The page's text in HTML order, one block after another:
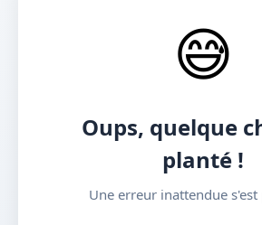
😅
Oups, quelque
planté !
Une erreur inattendue